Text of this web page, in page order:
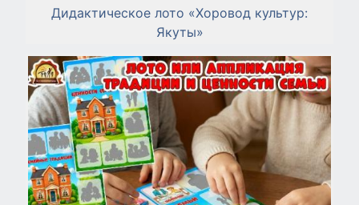
Дидактическое лото «Хоровод культур:
Якуты»